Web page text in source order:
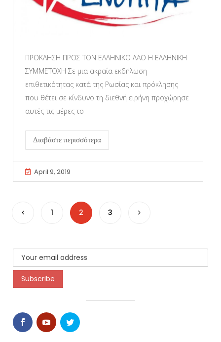
ΠΡΟΚΛΗΣΗ ΠΡΟΣ ΤΟΝ ΕΛΛΗΝΙΚΟ ΛΑΟ Η ΕΛΛΗΝΙΚΗ
ΣΥΜΜΕΤΟΧΗ Σε μια ακραία εκδήλωση
επιθετικότητας κατά της Ρωσίας και πρόκλησης
που θέτει σε κίνδυνο τη διεθνή ειρήνη προχώρησε
αυτές τις μέρες το
Διαβάστε περισσότερα
April 9, 2019
1 2 3